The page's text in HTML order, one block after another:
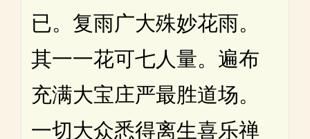
已。复雨广大殊妙花雨。
其一一花可七人量。遍布
充满大宝庄严最胜道场。
一切大众悉得离生喜乐禅